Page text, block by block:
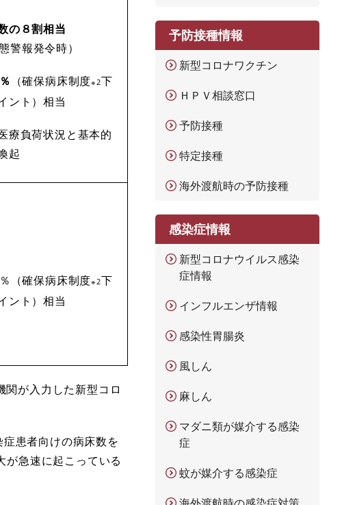
の８割相当
警報発令時）
（確保病床制度※2下
ント）相当
負荷状況と基本的
起
（確保病床制度※2下
ント）相当
が入力した新型コロ
患者向けの病床数を
が急速に起こっている
予防接種情報
新型コロナワクチン
ＨＰＶ相談窓口
予防接種
特定接種
海外渡航時の予防接種
感染症情報
新型コロナウイルス感染
症情報
インフルエンザ情報
感染性胃腸炎
風しん
麻しん
マダニ類が媒介する感染
症
蚊が媒介する感染症